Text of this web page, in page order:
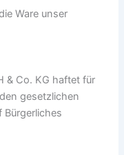
Ware unser
& Co. KG haftet für
gesetzlichen